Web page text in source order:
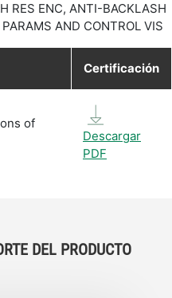
RES ENC, ANTI-BACKLASH
AND CONTROL VIS
Certificación
of
Descargar
PDF
DEL PRODUCTO